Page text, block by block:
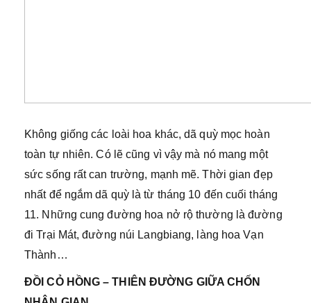
Không giống các loài hoa khác, dã quỳ mọc hoàn
toàn tự nhiên. Có lẽ cũng vì vậy mà nó mang một
sức sống rất can trường, mạnh mẽ. Thời gian đẹp
nhất để ngắm dã quỳ là từ tháng 10 đến cuối tháng
11. Những cung đường hoa nở rộ thường là đường
đi Trại Mát, đường núi Langbiang, làng hoa Vạn
Thành…
ĐỒI CỎ HỒNG – THIÊN ĐƯỜNG GIỮA CHỐN